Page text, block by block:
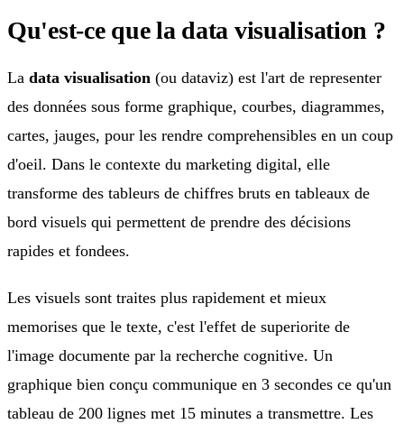
Qu'est-ce que la data visualisation ?
La data visualisation (ou dataviz) est l'art de representer
des données sous forme graphique, courbes, diagrammes,
cartes, jauges, pour les rendre comprehensibles en un coup
d'oeil. Dans le contexte du marketing digital, elle
transforme des tableurs de chiffres bruts en tableaux de
bord visuels qui permettent de prendre des décisions
rapides et fondees.
Les visuels sont traites plus rapidement et mieux
memorises que le texte, c'est l'effet de superiorite de
l'image documente par la recherche cognitive. Un
graphique bien conçu communique en 3 secondes ce qu'un
tableau de 200 lignes met 15 minutes a transmettre. Les